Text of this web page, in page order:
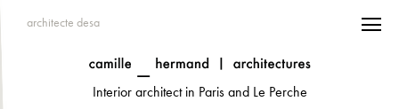
architecte desa
Interior architect in Paris and Le Perche